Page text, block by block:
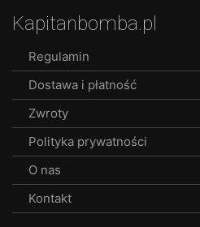
Kapitanbomba.pl
Regulamin
Dostawa i płatność
Zwroty
Polityka prywatności
O nas
Kontakt